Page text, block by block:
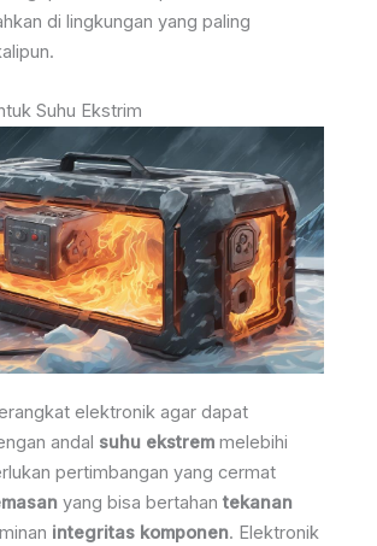
di lingkungan yang paling
Suhu Ekstrim
elektronik agar dapat
andal suhu ekstrem melebihi
pertimbangan yang cermat
yang bisa bertahan tekanan
integritas komponen. Elektronik